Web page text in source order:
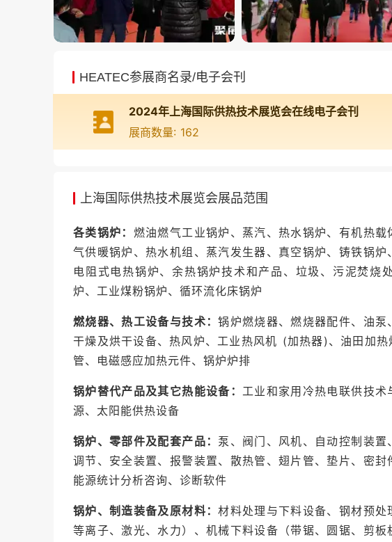
HEATEC参展商名录/电子会刊
2024年上海国际供热技术展览会在线电子会刊
展商数量: 162
上海国际供热技术展览会展品范围
各类锅炉： 燃油燃气工业锅炉、蒸汽、热水锅炉、有机热
气供暖锅炉、热水机组、蒸汽发生器、真空锅炉、铸铁锅炉
电阻式电热锅炉、余热锅炉技术和产品、垃圾、污泥焚烧
炉、工业煤粉锅炉、循环流化床锅炉
燃烧器、热工设备与技术：锅炉燃烧器、燃烧器配件、油泵
干燥及烘干设备、热风炉、工业热风机 (加热器)、油田加
管、电磁感应加热元件、锅炉炉排
锅炉替代产品及其它热能设备： 工业和家用冷热电联供技
源、太阳能供热设备
锅炉、零部件及配套产品： 泵、阀门、风机、自动控制装置
调节、安全装置、报警装置、散热管、翅片管、垫片、密
能源统计分析咨询、诊断软件
锅炉、制造装备及原材料：材料处理与下料设备、钢材预处
等离子、激光、水力）、机械下料设备（带锯、圆锯、剪